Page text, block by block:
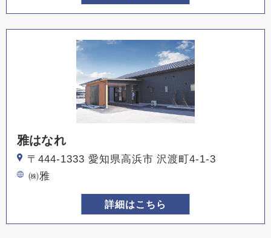
雅はなれ
〒444-1333 愛知県高浜市 沢渡町4-1-3
㈱雅
詳細はこちら